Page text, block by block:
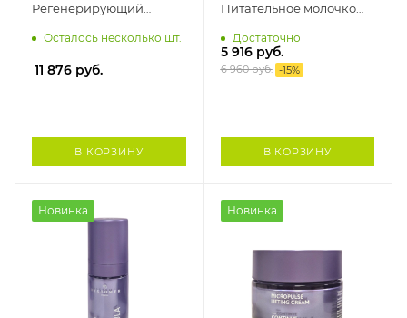
Регенерирующий
HISTOMER, 150 мл
Осталось несколько шт.
11 876 руб.
В КОРЗИНУ
Питательное молочко
демакияжа HISTOMER,
200 мл
Достаточно
5 916руб.
6 960руб. -15%
В КОРЗИНУ
Новинка Новинка